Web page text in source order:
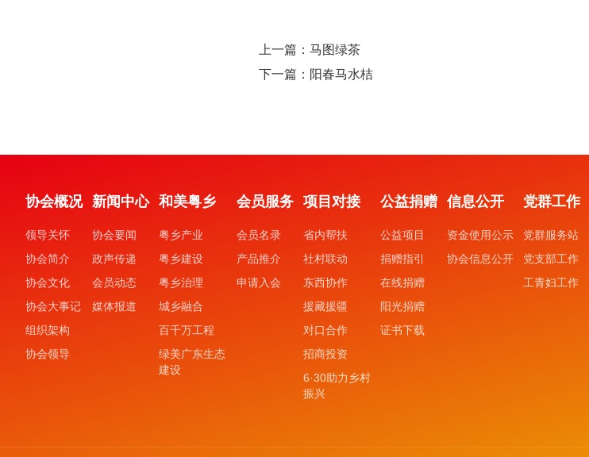
上一篇：马图绿茶
下一篇：阳春马水桔
协会概况
领导关怀
协会简介
协会文化
协会大事记
组织架构
协会领导
新闻中心
协会要闻
政声传递
会员动态
媒体报道
和美粤乡
粤乡产业
粤乡建设
粤乡治理
城乡融合
百千万工程
绿美广东生态
建设
会员服务
会员名录
产品推介
申请入会
项目对接
省内帮扶
社村联动
东西协作
援藏援疆
对口合作
招商投资
6·30助力乡村
振兴
公益捐赠
公益项目
捐赠指引
在线捐赠
阳光捐赠
证书下载
信息公开
资金使用公示
协会信息公开
党群工作
党群服务站
党支部工作
工青妇工作